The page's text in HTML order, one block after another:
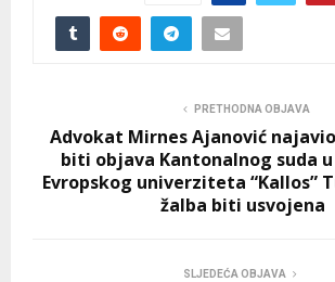
PRETHODNA OBJAVA
Advokat Mirnes Ajanović
biti objava Kantonalnog suda
Evropskog univerziteta “Kallos”
žalba biti usvojena
SLJEDEĆA OBJAVA